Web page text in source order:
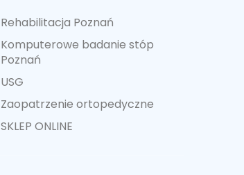
Rehabilitacja Poznań
Komputerowe badanie stóp
Poznań
USG
Zaopatrzenie ortopedyczne
SKLEP ONLINE